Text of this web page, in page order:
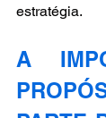
estratégia.
A